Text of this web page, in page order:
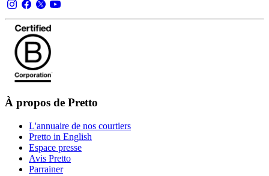
À propos de Pretto
L'annuaire de nos courtiers
Pretto in English
Espace presse
Avis Pretto
Parrainer